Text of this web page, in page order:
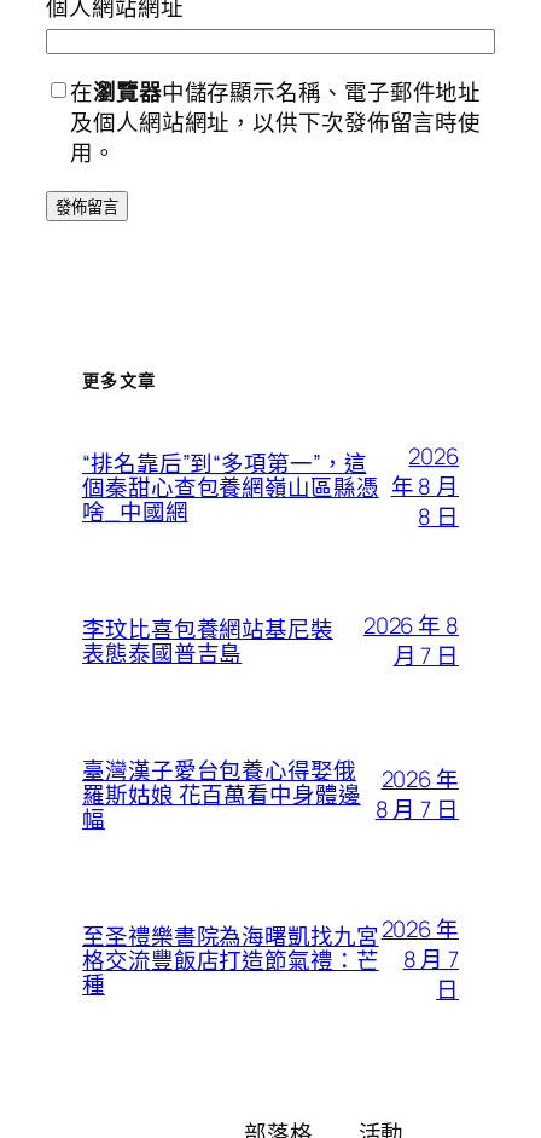
個人網站網址
在瀏覽器中儲存顯示名稱、電子郵件地址
及個人網站網址，以供下次發佈留言時使
用。
更多文章
“排名靠后”到“多項第一”，這
個秦甜心查包養網嶺山區縣憑
啥_中國網
2026
年 8 月
8 日
李玟比喜包養網站基尼裝
表態泰國普吉島
2026 年 8
月 7 日
臺灣漢子愛台包養心得娶俄
羅斯姑娘 花百萬看中身體邊
幅
2026 年
8 月 7 日
至圣禮樂書院為海曙凱找九宮
格交流豐飯店打造節氣禮：芒
種
2026 年
8 月 7
日